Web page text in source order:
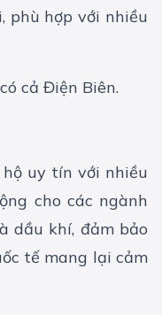
phù hợp với nhiều
cả Điện Biên.
uy tín với nhiều
cho các ngành
dầu khí, đảm bảo
tế mang lại cảm